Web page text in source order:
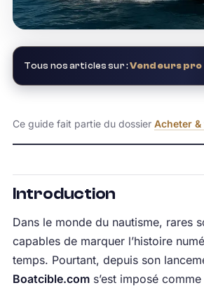
Tous nos articles sur :Vendeurs pro
Ce guide fait partie du dossier Acheter
Introduction
Dans le monde du nautisme, rares
capables de marquer l’histoire
temps. Pourtant, depuis son
Boatcible.coms’est imposé